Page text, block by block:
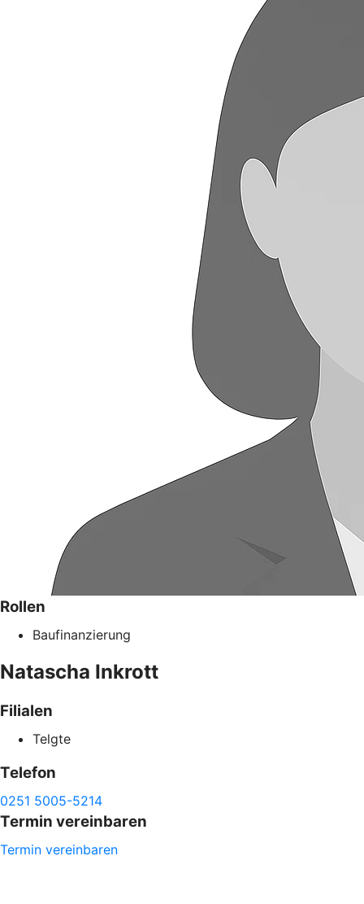
Rollen
Baufinanzierung
Natascha Inkrott
Filialen
Telgte
Telefon
0251 5005-5214
Termin vereinbaren
Termin vereinbaren